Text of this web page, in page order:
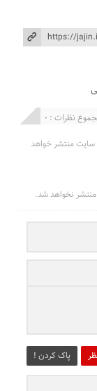
نظرات : 0
سایت منتشر خواهد
منتشر نخواهد شد.
پاک کردن !